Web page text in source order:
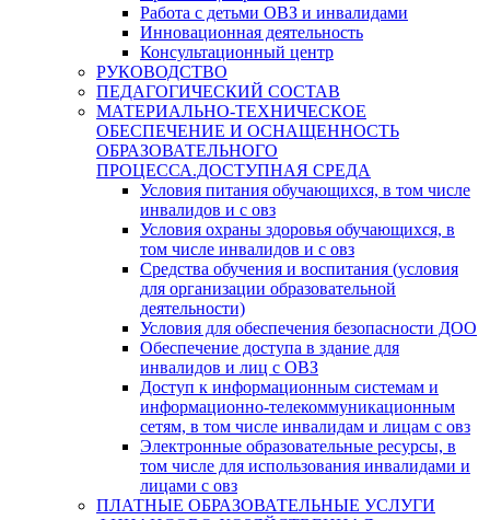
Работа с детьми ОВЗ и инвалидами
Инновационная деятельность
Консультационный центр
РУКОВОДСТВО
ПЕДАГОГИЧЕСКИЙ СОСТАВ
МАТЕРИАЛЬНО-ТЕХНИЧЕСКОЕ
ОБЕСПЕЧЕНИЕ И ОСНАЩЕННОСТЬ
ОБРАЗОВАТЕЛЬНОГО
ПРОЦЕССА.ДОСТУПНАЯ СРЕДА
Условия питания обучающихся, в том числе
инвалидов и с овз
Условия охраны здоровья обучающихся, в
том числе инвалидов и с овз
Средства обучения и воспитания (условия
для организации образовательной
деятельности)
Условия для обеспечения безопасности ДОО
Обеспечение доступа в здание для
инвалидов и лиц с ОВЗ
Доступ к информационным системам и
информационно-телекоммуникационным
сетям, в том числе инвалидам и лицам с овз
Электронные образовательные ресурсы, в
том числе для использования инвалидами и
лицами с овз
ПЛАТНЫЕ ОБРАЗОВАТЕЛЬНЫЕ УСЛУГИ